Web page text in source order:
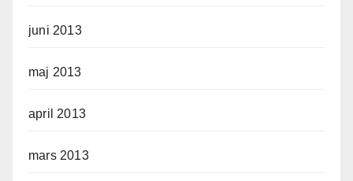
juni 2013
maj 2013
april 2013
mars 2013